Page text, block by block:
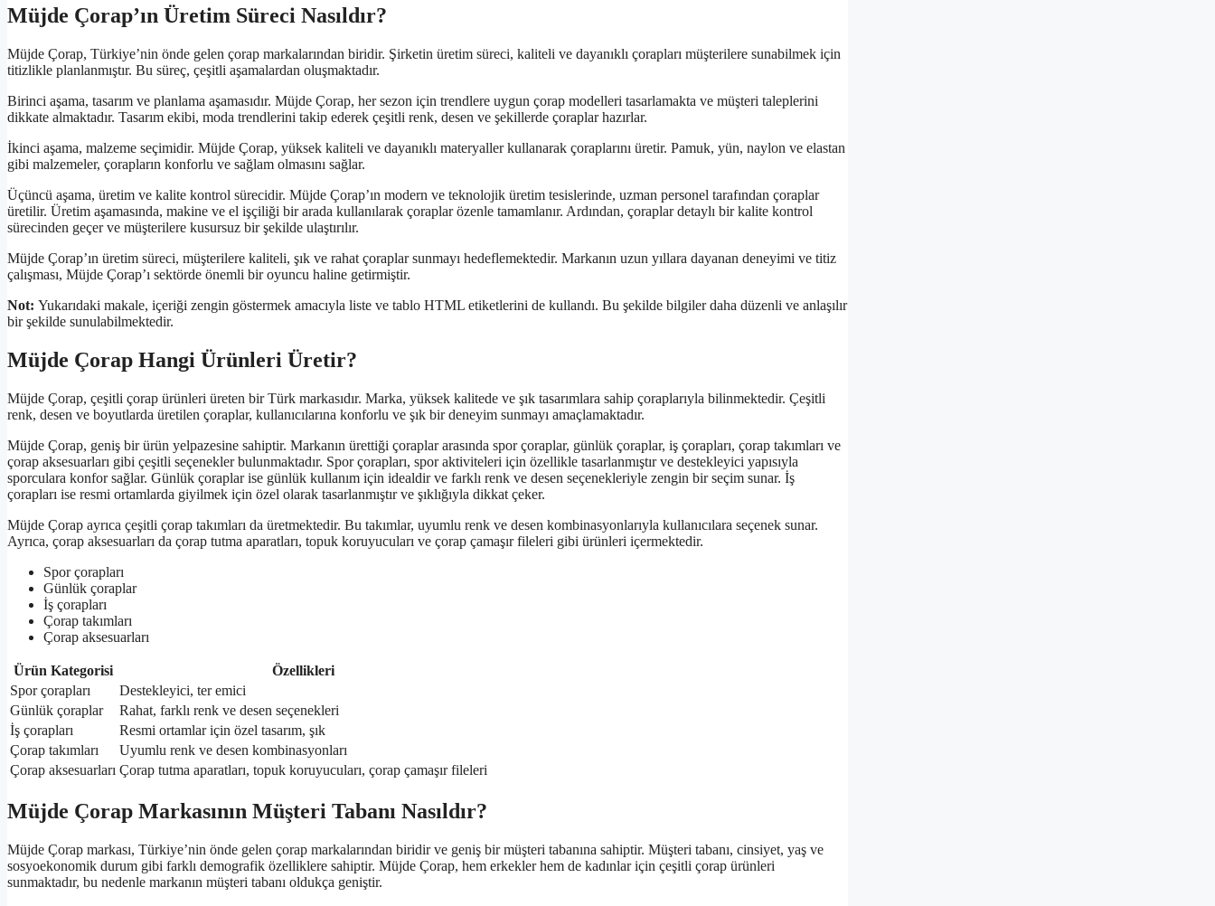
Müjde Çorap’ın Üretim Süreci Nasıldır?
Müjde Çorap, Türkiye’nin önde gelen çorap markalarından biridir. Şirketin üretim süreci, kaliteli ve dayanıklı çorapları müşterilere sunabilmek için
titizlikle planlanmıştır. Bu süreç, çeşitli aşamalardan oluşmaktadır.
Birinci aşama, tasarım ve planlama aşamasıdır. Müjde Çorap, her sezon için trendlere uygun çorap modelleri tasarlamakta ve müşteri taleplerini
dikkate almaktadır. Tasarım ekibi, moda trendlerini takip ederek çeşitli renk, desen ve şekillerde çoraplar hazırlar.
İkinci aşama, malzeme seçimidir. Müjde Çorap, yüksek kaliteli ve dayanıklı materyaller kullanarak çoraplarını üretir. Pamuk, yün, naylon ve elastan
gibi malzemeler, çorapların konforlu ve sağlam olmasını sağlar.
Üçüncü aşama, üretim ve kalite kontrol sürecidir. Müjde Çorap’ın modern ve teknolojik üretim tesislerinde, uzman personel tarafından çoraplar
üretilir. Üretim aşamasında, makine ve el işçiliği bir arada kullanılarak çoraplar özenle tamamlanır. Ardından, çoraplar detaylı bir kalite kontrol
sürecinden geçer ve müşterilere kusursuz bir şekilde ulaştırılır.
Müjde Çorap’ın üretim süreci, müşterilere kaliteli, şık ve rahat çoraplar sunmayı hedeflemektedir. Markanın uzun yıllara dayanan deneyimi ve titiz
çalışması, Müjde Çorap’ı sektörde önemli bir oyuncu haline getirmiştir.
Not: Yukarıdaki makale, içeriği zengin göstermek amacıyla liste ve tablo HTML etiketlerini de kullandı. Bu şekilde bilgiler daha düzenli ve anlaşılır
bir şekilde sunulabilmektedir.
Müjde Çorap Hangi Ürünleri Üretir?
Müjde Çorap, çeşitli çorap ürünleri üreten bir Türk markasıdır. Marka, yüksek kalitede ve şık tasarımlara sahip çoraplarıyla bilinmektedir. Çeşitli
renk, desen ve boyutlarda üretilen çoraplar, kullanıcılarına konforlu ve şık bir deneyim sunmayı amaçlamaktadır.
Müjde Çorap, geniş bir ürün yelpazesine sahiptir. Markanın ürettiği çoraplar arasında spor çoraplar, günlük çoraplar, iş çorapları, çorap takımları ve
çorap aksesuarları gibi çeşitli seçenekler bulunmaktadır. Spor çorapları, spor aktiviteleri için özellikle tasarlanmıştır ve destekleyici yapısıyla
sporculara konfor sağlar. Günlük çoraplar ise günlük kullanım için idealdir ve farklı renk ve desen seçenekleriyle zengin bir seçim sunar. İş
çorapları ise resmi ortamlarda giyilmek için özel olarak tasarlanmıştır ve şıklığıyla dikkat çeker.
Müjde Çorap ayrıca çeşitli çorap takımları da üretmektedir. Bu takımlar, uyumlu renk ve desen kombinasyonlarıyla kullanıcılara seçenek sunar.
Ayrıca, çorap aksesuarları da çorap tutma aparatları, topuk koruyucuları ve çorap çamaşır fileleri gibi ürünleri içermektedir.
Spor çorapları
Günlük çoraplar
İş çorapları
Çorap takımları
Çorap aksesuarları
Ürün Kategorisi
Özellikleri
Spor çorapları
Destekleyici, ter emici
Günlük çoraplar
Rahat, farklı renk ve desen seçenekleri
İş çorapları
Resmi ortamlar için özel tasarım, şık
Çorap takımları
Uyumlu renk ve desen kombinasyonları
Çorap aksesuarları Çorap tutma aparatları, topuk koruyucuları, çorap çamaşır fileleri
Müjde Çorap Markasının Müşteri Tabanı Nasıldır?
Müjde Çorap markası, Türkiye’nin önde gelen çorap markalarından biridir ve geniş bir müşteri tabanına sahiptir. Müşteri tabanı, cinsiyet, yaş ve
sosyoekonomik durum gibi farklı demografik özelliklere sahiptir. Müjde Çorap, hem erkekler hem de kadınlar için çeşitli çorap ürünleri
sunmaktadır, bu nedenle markanın müşteri tabanı oldukça geniştir.